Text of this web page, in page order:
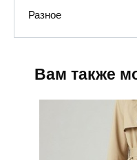
Разное
Вам также